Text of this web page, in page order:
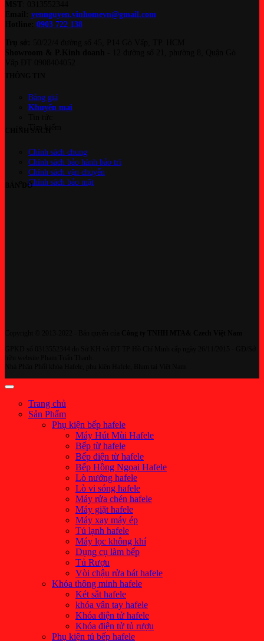
yennguyen.vinhomevn@gmail.com
0903 722 138
Bảng giá
Khuyến mại
Chính sách chung
Chính sách bảo hành bảo trì
Chính sách vận chuyển
Chính sách bảo mật
BẢN ĐỒ
Trang chủ
Sản Phẩm
Phụ kiện bếp hafele
Máy Hút Mùi Hafele
Bếp từ hafele
Bếp điện từ hafele
Bếp Hồng Ngoại Hafele
Lò nướng hafele
Lò vi sóng hafele
Máy rửa chén hafele
Máy giặt hafele
Máy xay máy ép
Tủ lạnh hafele
Máy lọc không khí
Dụng cụ làm bếp
Tủ Rượu
Vòi chậu rửa bát hafele
Khóa thông minh hafele
Két sắt hafele
khóa vân tay hafele
Khóa điện tử hafele
Khóa điện tử tủ rượu
Phụ kiện tủ bếp hafele